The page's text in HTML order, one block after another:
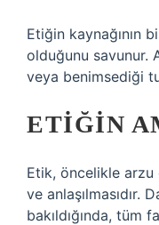
Etiğin kaynağının
olduğunu savunur.
veya benimsediği
ETIĞIN
Etik, öncelikle arzu
ve anlaşılmasıdır.
bakıldığında, tüm